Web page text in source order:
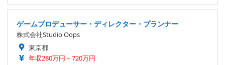
ゲームプロデューサー・ディレクター・プランナー
株式会社Studio Oops
東京都
年収280万円～720万円